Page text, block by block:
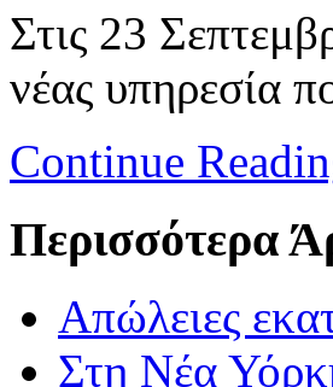
Στις 23
νέας υπηρεσία
Continue
Περισσότερα
Απώλειες
Στη Νέα